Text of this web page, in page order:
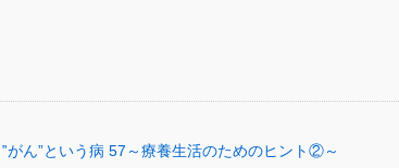
‟がん”という病 57～療養生活のためのヒント②～